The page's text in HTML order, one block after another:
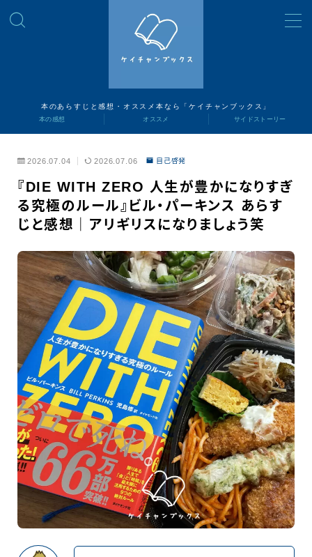
本のあらすじと感想・オススメ本なら「ケイチャンブックス」
本の感想
サイドストーリー
本の感想 オススメ サイドストーリー
2026.07.04 2026.07.06 自己啓発
『DIE WITH ZERO 人生が豊かになりすぎ
る究極のルール』ビル・パーキンス あらす
じと感想｜アリギリスになりましょう笑